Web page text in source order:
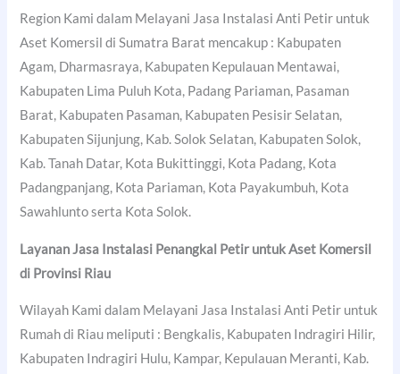
Region Kami dalam Melayani Jasa Instalasi Anti Petir untuk
Aset Komersil di Sumatra Barat mencakup : Kabupaten
Agam, Dharmasraya, Kabupaten Kepulauan Mentawai,
Kabupaten Lima Puluh Kota, Padang Pariaman, Pasaman
Barat, Kabupaten Pasaman, Kabupaten Pesisir Selatan,
Kabupaten Sijunjung, Kab. Solok Selatan, Kabupaten Solok,
Kab. Tanah Datar, Kota Bukittinggi, Kota Padang, Kota
Padangpanjang, Kota Pariaman, Kota Payakumbuh, Kota
Sawahlunto serta Kota Solok.
Layanan Jasa Instalasi Penangkal Petir untuk Aset Komersil
di Provinsi Riau
Wilayah Kami dalam Melayani Jasa Instalasi Anti Petir untuk
Rumah di Riau meliputi : Bengkalis, Kabupaten Indragiri Hilir,
Kabupaten Indragiri Hulu, Kampar, Kepulauan Meranti, Kab.